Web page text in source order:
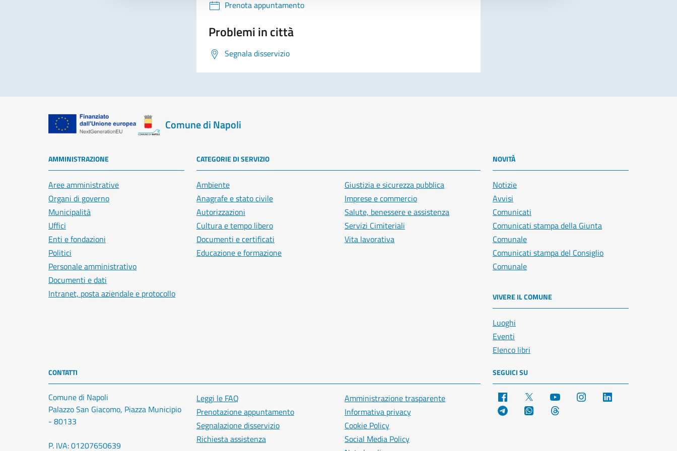
Prenota appuntamento
Problemi in città
Segnala disservizio
Comune di Napoli
AMMINISTRAZIONE
Aree amministrative
Organi di governo
Municipalità
Uffici
Enti e fondazioni
Politici
Personale amministrativo
Documenti e dati
Intranet, posta aziendale e protocollo
CATEGORIE DI SERVIZIO
Ambiente
Anagrafe e stato civile
Autorizzazioni
Cultura e tempo libero
Documenti e certificati
Educazione e formazione
Giustizia e sicurezza pubblica
Imprese e commercio
Salute, benessere e assistenza
Servizi Cimiteriali
Vita lavorativa
NOVITÀ
Notizie
Avvisi
Comunicati
Comunicati stampa della Giunta
Comunale
Comunicati stampa del Consiglio
Comunale
VIVERE IL COMUNE
Luoghi
Eventi
Elenco libri
CONTATTI
Comune di Napoli
Palazzo San Giacomo, Piazza Municipio
- 80133
P. IVA: 01207650639
Leggi le FAQ
Prenotazione appuntamento
Segnalazione disservizio
Richiesta assistenza
Amministrazione trasparente
Informativa privacy
Cookie Policy
Social Media Policy
SEGUICI SU
Facebook YouTube Instagram
Telegram WhatsApp